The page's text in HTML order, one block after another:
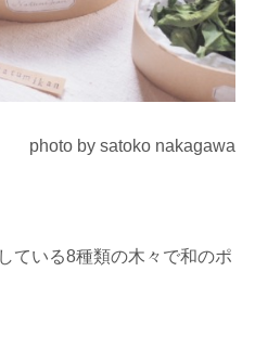
photo by satoko nakagawa
ている8種類の木々で和のポ